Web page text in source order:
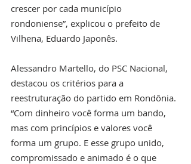
crescer por cada município
rondoniense”, explicou o prefeito de
Vilhena, Eduardo Japonês.
Alessandro Martello, do PSC Nacional,
destacou os critérios para a
reestruturação do partido em Rondônia.
“Com dinheiro você forma um bando,
mas com princípios e valores você
forma um grupo. E esse grupo unido,
compromissado e animado é o que